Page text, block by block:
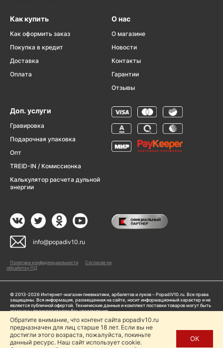
Как купить
Как оформить заказ
Покупка в кредит
Доставка
Оплата
О нас
О магазине
Новости
Контакты
Гарантии
Отзывы
Доп. услуги
Гравировка
Подарочная упаковка
Опт
TREID-IN / Комиссионка
Калькулятор расчета дульной
энергии
info@popadiv10.ru
Политика конфиденциальности
Согласие на
обработку ПД
© 2013-2026 Интернет-магазин пневматики, арбалетов и луков – PopadiV10.ru. Все права
защищены. Вся информация, размещенная на сайте, носит информационный характер и не
является публичной офертой. Технические данные и комплект поставки товаров могут быть
изменены производителем без уведомления
Пользуясь сайтом Popadiv10.ru, пользователь автоматически соглашается с условиями,
прописанными в
Политике конфиденциальности
Копирование любой информации (тексты, фото, видео и др.) с сайта Popadiv10 запрещено,
Обратите внимание, что контент сайта popadiv10.ru
предназначен для лиц старше 18 лет. Если вы не
достигли этого возраста, пожалуйста, покиньте
данный ресурс. Наш сайт использует cookie.
ОК